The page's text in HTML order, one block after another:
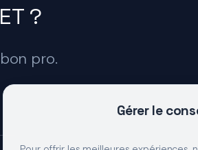
Gérer le
?
pro.